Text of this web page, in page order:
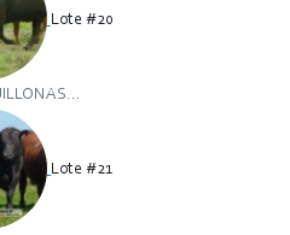
Lote #20
Lote #21